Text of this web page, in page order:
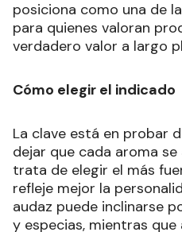
posiciona como una de
para quienes valoran
verdadero valor a largo
Cómo elegir el indicado
La clave está en probar
dejar que cada aroma
trata de elegir el más
refleje mejor la
audaz puede inclinarse
y especias, mientras que